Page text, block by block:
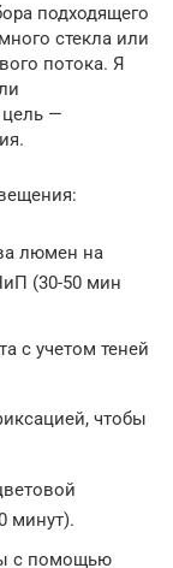
подходящего
стекла или
потока. Я
цель —
люмен на
(30-50 мин
с учетом теней
чтобы
минут).
с помощью